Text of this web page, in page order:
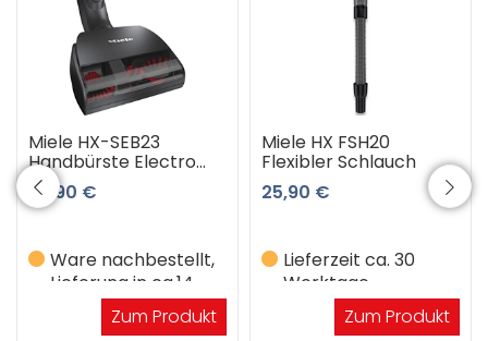
Miele HX-SEB23
Handbürste Electro
Compact
79,90 €
Ware nachbestellt,
Lieferung in ca.14
WerktagenZum Produkt
Miele HX FSH20
Flexibler Schlauch
25,90 €
Lieferzeit ca. 30
Werktage
Zum Produkt